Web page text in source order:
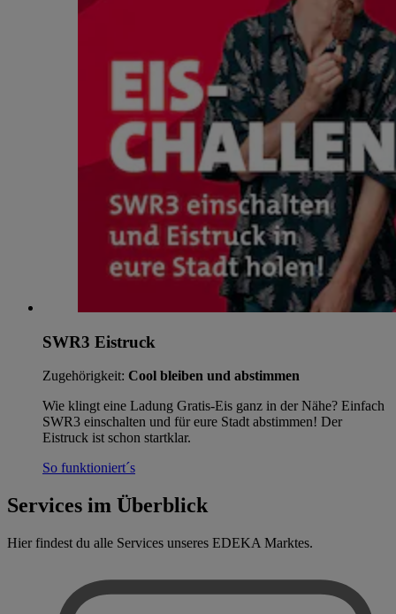
SWR3 Eistruck
Zugehörigkeit: Cool bleiben und abstimmen
Wie klingt eine Ladung Gratis-Eis ganz in der Nähe? Einfach
SWR3 einschalten und für eure Stadt abstimmen! Der
Eistruck ist schon startklar.
So funktioniert´s
Services im Überblick
Hier findest du alle Services unseres EDEKA Marktes.